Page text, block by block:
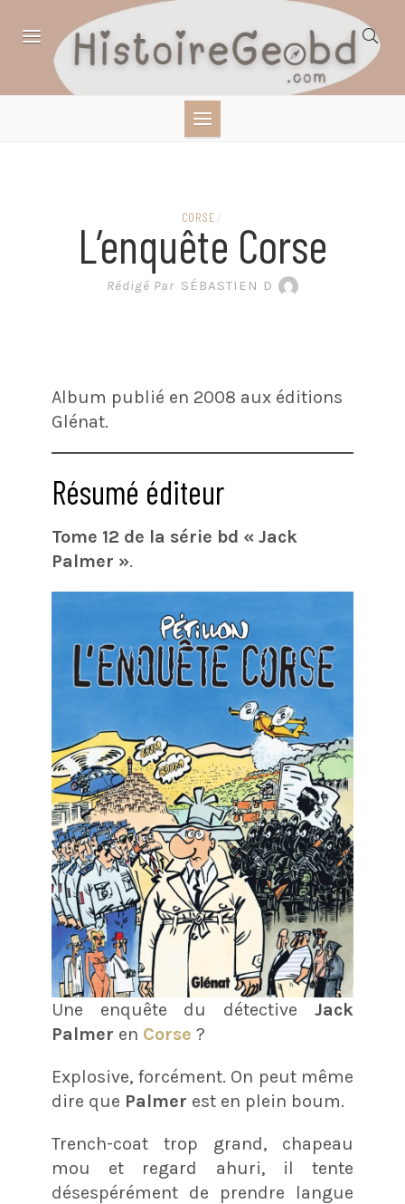
LITTÉRATURE EN
BANDE DESSINÉE
CORSE /
L’enquête Corse
Rédigé Par SÉBASTIEN D
Album publié en 2008 aux éditions
Glénat.
Résumé éditeur
Tome 12 de la série bd « Jack
Palmer ».
Une enquête du détectiveJack
Palmer en Corse ?
Explosive, forcément. On peut même
dire que Palmer est en plein boum.
Trench-coat trop grand, chapeau
mou et regard ahuri, il tente
désespérément de prendre langue